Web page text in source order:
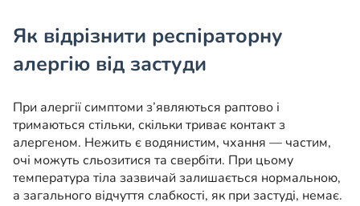
Як відрізнити респіраторну
алергію від застуди
При алергії симптоми з’являються раптово і
тримаються стільки, скільки триває контакт з
алергеном. Нежить є водянистим, чхання — частим,
очі можуть сльозитися та свербіти. При цьому
температура тіла зазвичай залишається нормальною,
а загального відчуття слабкості, як при застуді, немає.